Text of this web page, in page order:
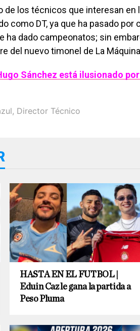
de los técnicos que interesan en
como DT, ya que ha pasado por
ha dado campeonatos; sin
del nuevo timonel de La
Sánchez está ilusionado
, Director Técnico
HASTA EN EL FUTBOL |
Eduin Caz le gana la partida a
Peso Pluma